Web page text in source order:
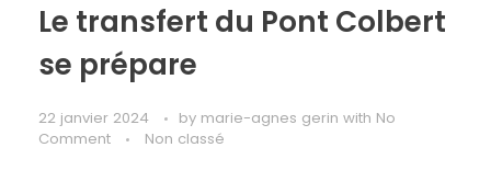
Le transfert du Pont Colbert
se prépare
22 janvier 2024 by marie-agnes gerin with No
Comment
Non classé